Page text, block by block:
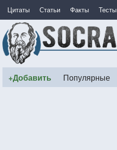
Цитаты Статьи Факты Тесты
+Добавить Популярные